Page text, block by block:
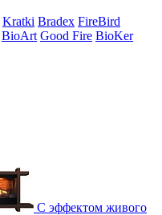
Kratki Bradex FireBird
BioArt Good Fire BioKer
С эффектом живого